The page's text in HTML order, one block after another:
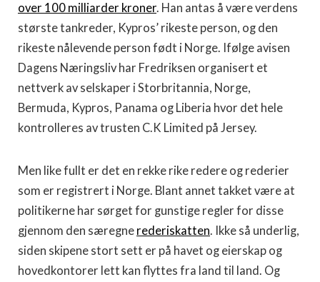
over 100 milliarder kroner. Han antas å være verdens
største tankreder, Kypros’ rikeste person, og den
rikeste nålevende person født i Norge. Ifølge avisen
Dagens Næringsliv har Fredriksen organisert et
nettverk av selskaper i Storbritannia, Norge,
Bermuda, Kypros, Panama og Liberia hvor det hele
kontrolleres av trusten C.K Limited på Jersey.
Men like fullt er det en rekke rike redere og rederier
som er registrert i Norge. Blant annet takket være at
politikerne har sørget for gunstige regler for disse
gjennom den særegne rederiskatten. Ikke så underlig,
siden skipene stort sett er på havet og eierskap og
hovedkontorer lett kan flyttes fra land til land. Og